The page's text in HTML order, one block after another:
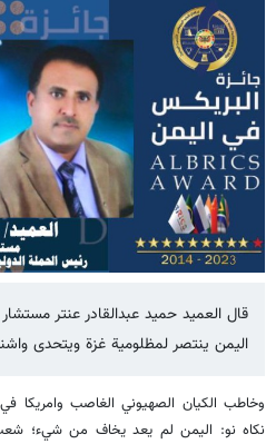
قال العميد حمید عبدالقادر عنتر
اليمن ينتصر لمظلومية غزة ويتحدى
وخاطب الكيان الصهيوني الغاصب وامريكا
نكاه نو: اليمن لم يعد يخاف من شيء؛